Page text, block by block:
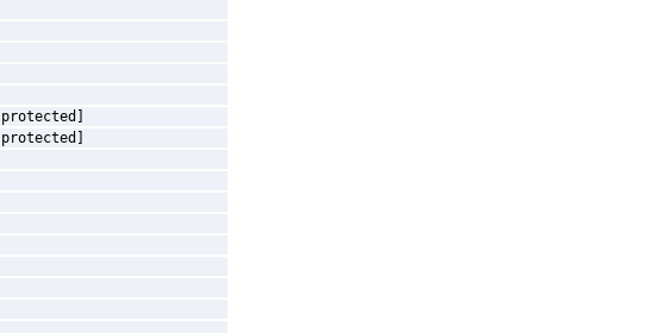
[protected]
[protected]